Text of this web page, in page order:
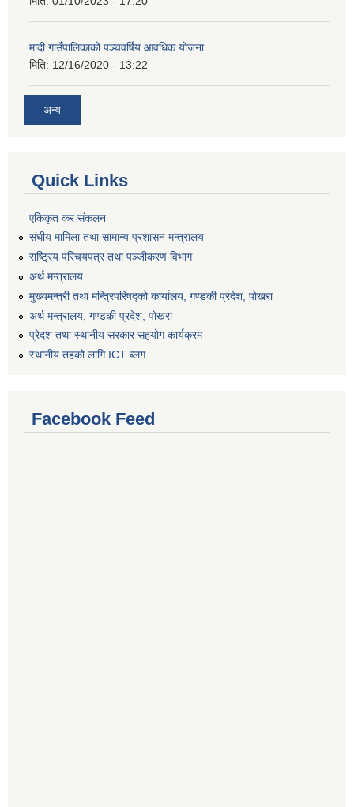
मादी गाउँपालिकाको पञ्चवर्षिय आवधिक योजना
मिति: 12/16/2020 - 13:22
अन्य
Quick Links
एकिकृत कर संकलन
संघीय मामिला तथा सामान्य प्रशासन मन्त्रालय
राष्ट्रिय परिचयपत्र तथा पञ्जीकरण विभाग
अर्थ मन्त्रालय
मुख्यमन्त्री तथा मन्त्रिपरिषद्को कार्यालय, गण्डकी प्रदेश, पोखरा
अर्थ मन्त्रालय, गण्डकी प्रदेश, पोखरा
प्रेदश तथा स्थानीय सरकार सहयोग कार्यक्रम
स्थानीय तहको लागि ICT ब्लग
Facebook Feed